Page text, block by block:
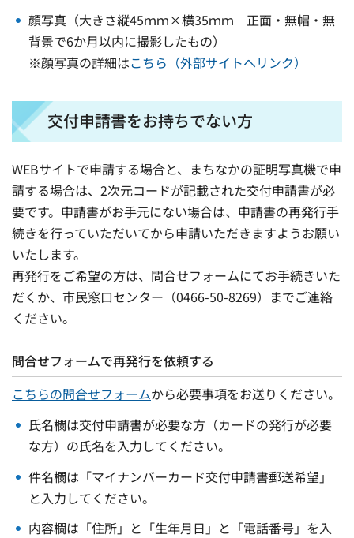
顔写真（大きさ縦45ｍｍ×横35ｍｍ 正面・無帽・無
背景で6か月以内に撮影したもの）
※顔写真の詳細はこちら（外部サイトへリンク）
交付申請書をお持ちでない方
WEBサイトで申請する場合と、まちなかの証明写真機で申
請する場合は、2次元コードが記載された交付申請書が必
要です。申請書がお手元にない場合は、申請書の再発行手
続きを行っていただいてから申請いただきますようお願い
いたします。
再発行をご希望の方は、問合せフォームにてお手続きいた
だくか、市民窓口センター（0466-50-8269）までご連絡
ください。
問合せフォームで再発行を依頼する
こちらの問合せフォームから必要事項をお送りください。
氏名欄は交付申請書が必要な方（カードの発行が必要
な方）の氏名を入力してください。
件名欄は「マイナンバーカード交付申請書郵送希望」
と入力してください。
内容欄は「住所」と「生年月日」と「電話番号」を入